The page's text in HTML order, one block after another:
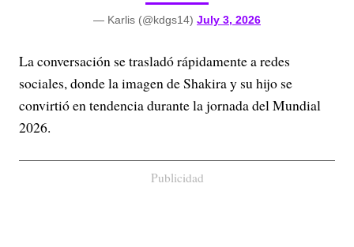
— Karlis (@kdgs14) July 3, 2026
La conversación se trasladó rápidamente a redes
sociales, donde la imagen de Shakira y su hijo se
convirtió en tendencia durante la jornada del Mundial
2026.
Publicidad